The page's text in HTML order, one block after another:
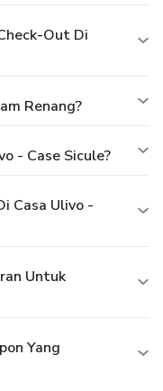
Out Di
Renang?
- Case Sicule?
Casa Ulivo -
Untuk
Yang